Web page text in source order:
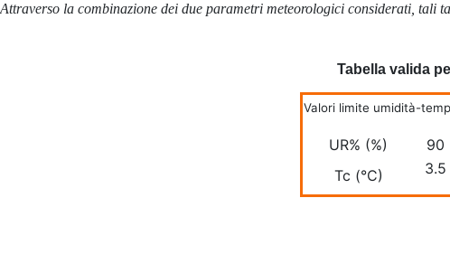
Attraverso la combinazione dei due parametri meteorologici considerati, tali
Tabella valida
Valori limite umidità-
UR% (%) 90
Tc (°C)
3.5